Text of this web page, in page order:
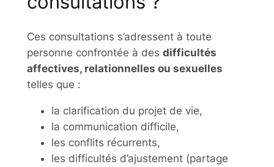
Ces consultations s’adressent à toute
personne confrontée à des difficultés
affectives, relationnelles ou sexuelles
telles que :
la clarification du projet de vie,
la communication difficile,
les conflits récurrents,
les difficultés d’ajustement (partage